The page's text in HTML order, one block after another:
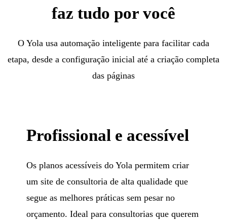
faz tudo por você
O Yola usa automação inteligente para facilitar cada
etapa, desde a configuração inicial até a criação completa
das páginas
Profissional e acessível
Os planos acessíveis do Yola permitem criar
um site de consultoria de alta qualidade que
segue as melhores práticas sem pesar no
orçamento. Ideal para consultorias que querem